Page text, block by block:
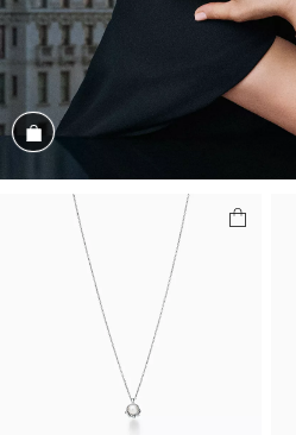
Magasiner cet assortiment